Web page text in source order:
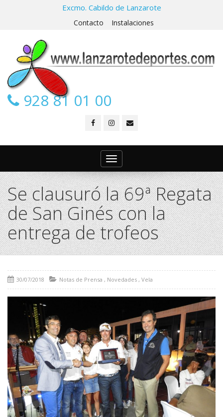
Excmo. Cabildo de Lanzarote
Contacto Instalaciones
928 81 01 00
Toggle
navigation
Se clausuró la 69ª Regata
de San Ginés con la
entrega de trofeos
30/07/2018 Notas de Prensa , Novedades , Vela